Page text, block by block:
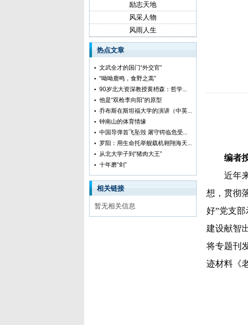
励志天地
风采人物
风雨人生
热点文章
文武全才的国门“外交官”
“呦呦鹿鸣，食野之蒿”
90岁北大资深教授黄枬森：哲学...
他是“双枪李向阳”的原型
乔布斯在斯坦福大学的演讲（中英...
钟南山的体育情缘
中国导弹首飞坠毁 屠守锷临危受...
罗阳：用生命托举舰载机翱翔海天...
从北大学子到“猪肉大王”
十年磨“剑”
相关链接
暂无相关信息
编者
近年来
想，贯彻
好”党支
建设献智
将专题刊
迹材料《